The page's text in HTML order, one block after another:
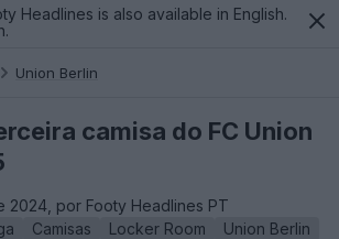
Headlines is also available in English.
Union Berlin
camisa do FC Union
2024, por Footy Headlines PT
Camisas Locker Room
Union Berlin